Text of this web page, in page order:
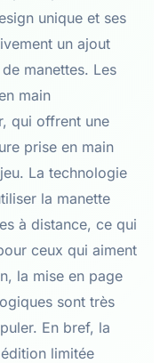
unique et ses
un ajout
manettes. Les
main
qui offrent une
prise en main
La technologie
la manette
à distance, ce qui
ceux qui aiment
la mise en page
sont très
En bref, la
limitée